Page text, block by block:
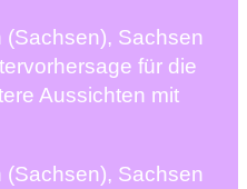
(Sachsen), Sachsen
für die
Aussichten mit
(Sachsen), Sachsen